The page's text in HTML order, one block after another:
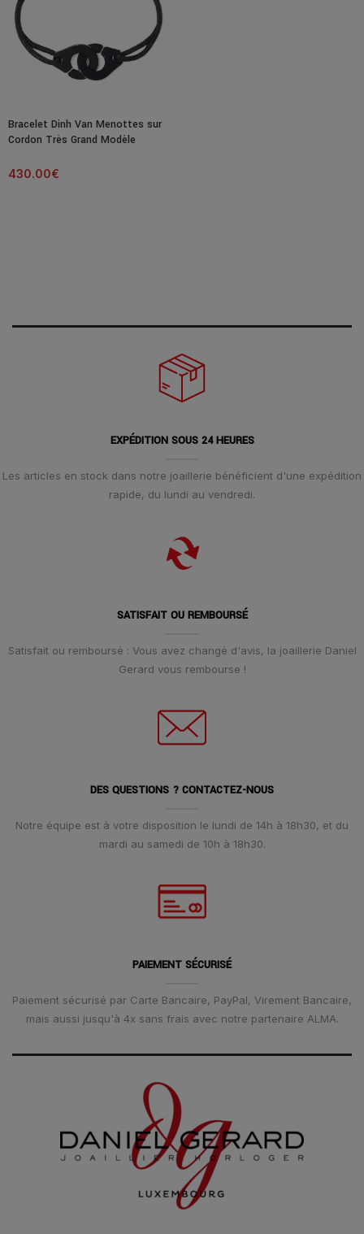
Bracelet Dinh Van Menottes sur
Cordon Très Grand Modèle
430.00€
EXPÉDITION SOUS 24 HEURES
Les articles en stock dans notre joaillerie bénéficient d'une expédition
rapide, du lundi au vendredi.
SATISFAIT OU REMBOURSÉ
Satisfait ou remboursé : Vous avez changé d'avis, la joaillerie Daniel
Gerard vous rembourse !
DES QUESTIONS ? CONTACTEZ-NOUS
Notre équipe est à votre disposition le lundi de 14h à 18h30, et du
mardi au samedi de 10h à 18h30.
PAIEMENT SÉCURISÉ
Paiement sécurisé par Carte Bancaire, PayPal, Virement Bancaire,
mais aussi jusqu'à 4x sans frais avec notre partenaire ALMA.